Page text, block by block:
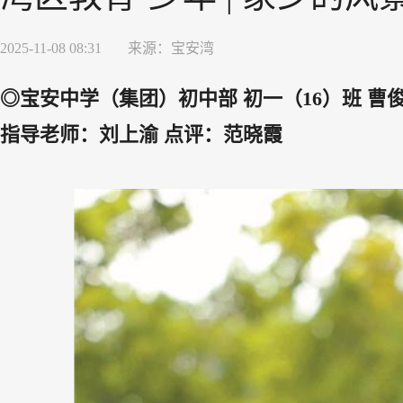
2025-11-08 08:31 来源： 宝安湾
◎宝安中学（集团）初中部 初一（16）班 曹
指导老师：刘上渝 点评：范晓霞